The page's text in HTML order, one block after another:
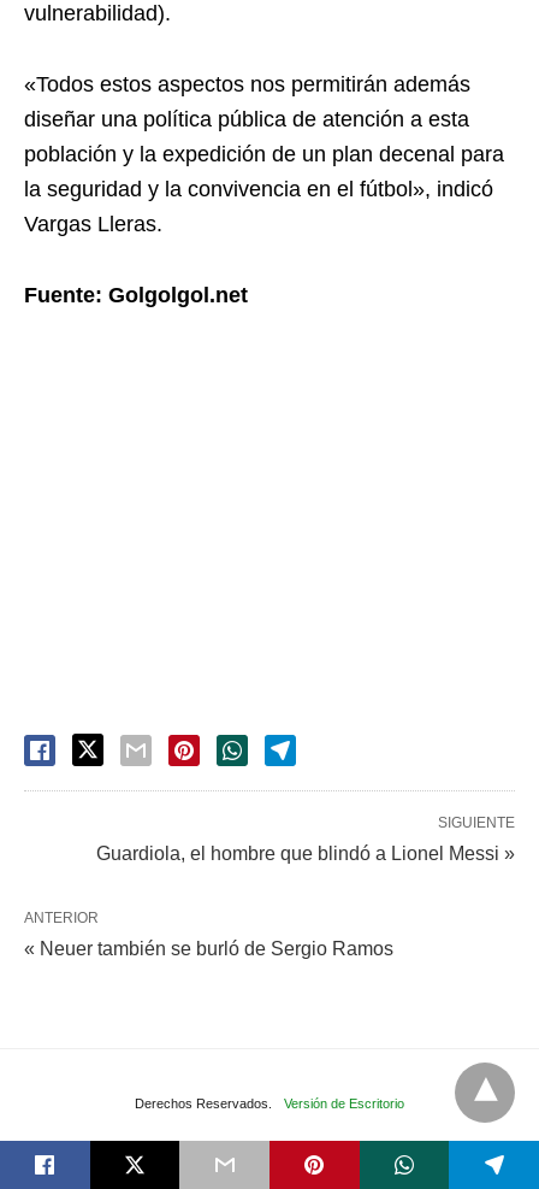
vulnerabilidad).
«Todos estos aspectos nos permitirán además
diseñar una política pública de atención a esta
población y la expedición de un plan decenal para
la seguridad y la convivencia en el fútbol», indicó
Vargas Lleras.
Fuente: Golgolgol.net
SIGUIENTE
Guardiola, el hombre que blindó a Lionel Messi »
ANTERIOR
« Neuer también se burló de Sergio Ramos
Derechos Reservados. Versión de Escritorio